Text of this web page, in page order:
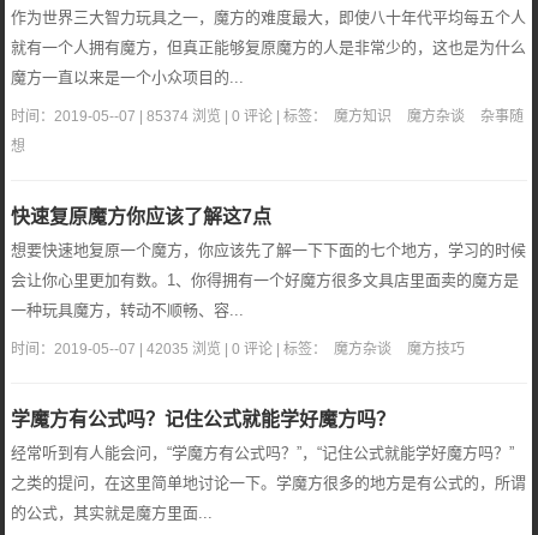
作为世界三大智力玩具之一，魔方的难度最大，即使八十年代平均每五个人
就有一个人拥有魔方，但真正能够复原魔方的人是非常少的，这也是为什么
魔方一直以来是一个小众项目的...
时间：2019-05--07 | 85374 浏览 | 0 评论 | 标签： 魔方知识 魔方杂谈
杂事随
想
快速复原魔方你应该了解这7点
想要快速地复原一个魔方，你应该先了解一下下面的七个地方，学习的时候
会让你心里更加有数。1、你得拥有一个好魔方很多文具店里面卖的魔方是
一种玩具魔方，转动不顺畅、容...
时间：2019-05--07 | 42035 浏览 | 0 评论 | 标签： 魔方杂谈 魔方技巧
学魔方有公式吗？记住公式就能学好魔方吗？
经常听到有人能会问，“学魔方有公式吗？”，“记住公式就能学好魔方吗？”
之类的提问，在这里简单地讨论一下。学魔方很多的地方是有公式的，所谓
的公式，其实就是魔方里面...